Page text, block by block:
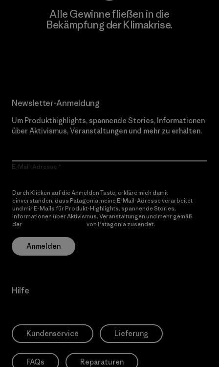
Alle Gewinne fließen in die
Bekämpfung der Klimakrise.
Newsletter-Anmeldung
Um Produkthighlights, spannende Stories, Informationen
über Aktivismus, Veranstaltungen und mehr zu erhalten.
E-Mail-Adresse
Durch Klicken auf die Anmelden Taste, erkläre mich damit
einverstanden, dass Patagonia meine E-Mail-Adresse verarbeitet
und mir E-Mails für Produkt-Highlights, spannende Stories,
Informationen über Aktivismus, Veranstaltungen und mehr gemäß
der
von Patagonia zusendet.
Anmelden
Hilfe
Kundenservice Lieferung
FAQs Reparaturen